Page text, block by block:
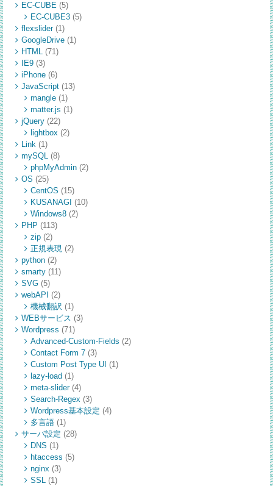
EC-CUBE(5)
EC-CUBE3(5)
flexslider(1)
GoogleDrive(1)
HTML(71)
IE9(3)
iPhone(6)
JavaScript(13)
mangle(1)
matter.js (1)
jQuery(22)
lightbox (2)
Link(1)
mySQL(8)
phpMyAdmin(2)
OS (25)
CentOS (15)
KUSANAGI (10)
Windows8(2)
PHP (113)
zip(2)
正規表現(2)
python(2)
smarty(11)
SVG(5)
webAPI
(2)
機械翻訳 (1)
WEBサービス (3)
Wordpress (71)
Advanced-Custom-Fields (2)
Contact Form 7(3)
Custom Post Type UI (1)
lazy-load (1)
meta-slider(4)
Search-Regex (3)
Wordpress基本設定 (4)
多言語(1)
サーバ設定 (28)
DNS (1)
htaccess (5)
nginx (3)
SSL(1)